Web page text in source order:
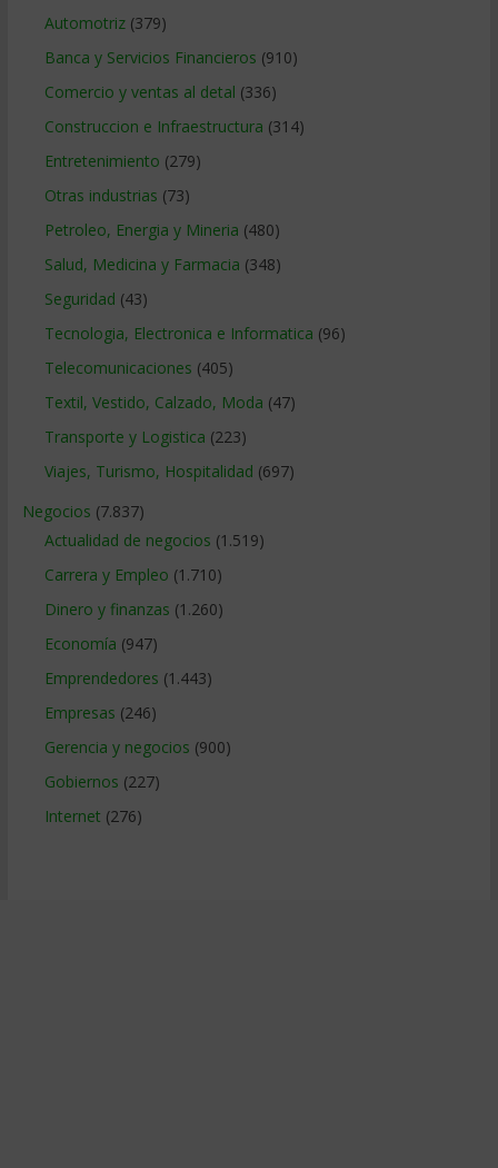
Automotriz(379)
Banca y Servicios Financieros (910)
Comercio y ventas al detal (336)
Construccion e Infraestructura (314)
Entretenimiento (279)
Otras industrias (73)
Petroleo, Energia y Mineria (480)
Salud, Medicina y Farmacia (348)
Seguridad (43)
Tecnologia, Electronica e Informatica (96)
Telecomunicaciones (405)
Textil, Vestido, Calzado, Moda (47)
Transporte y Logistica (223)
Viajes, Turismo, Hospitalidad (697)
Negocios (7.837)
Actualidad de negocios (1.519)
Carrera y Empleo (1.710)
Dinero y finanzas (1.260)
Economía (947)
Emprendedores (1.443)
Empresas (246)
Gerencia y negocios (900)
Gobiernos (227)
Internet (276)